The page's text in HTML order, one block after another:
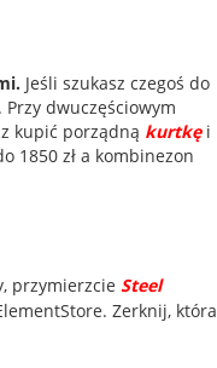
Jeśli szukasz czegoś do
dwuczęściowym
kupić porządną kurtkę i
1850 zł a kombinezon
przymierzcie Steel
Zerknij, która